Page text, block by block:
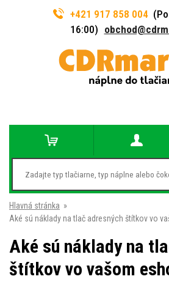
+421 917 858 004
16:00)
Hlavná stránka »
Aké sú náklady na tlač adresných štítkov vo
Aké sú náklady na
štítkov vo vašom